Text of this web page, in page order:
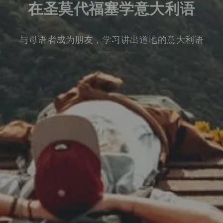
在圣莫代福塞学意大利语
与母语者成为朋友，学习讲出道地的意大利语